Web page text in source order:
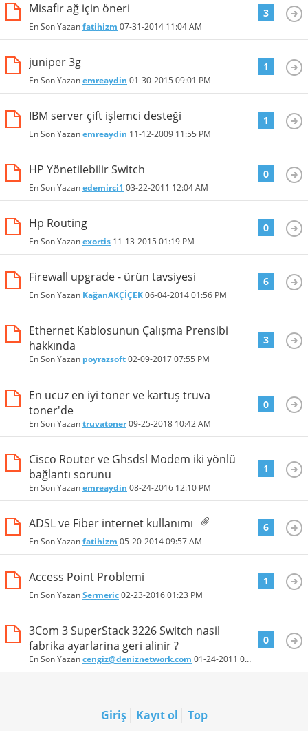
Misafir ağ için öneri
En Son Yazanfatihizm 07-31-2014 11:04 AM
3
juniper 3g
En Son Yazanemreaydin 01-30-2015 09:01 PM
1
IBM server çift işlemci desteği
En Son Yazanemreaydin 11-12-2009 11:55 PM
1
HP Yönetilebilir Switch
En Son Yazanedemirci1 03-22-2011 12:04 AM
0
Hp Routing
En Son Yazanexortis 11-13-2015 01:19 PM
0
Firewall upgrade - ürün tavsiyesi
En Son Yazan KağanAKÇİÇEK06-04-201401:56 PM
6
Ethernet Kablosunun Çalışma Prensibi
hakkında
En Son Yazan poyrazsoft02-09-201707:55 PM
3
En ucuz en iyi toner ve kartuş truva
toner'de
En Son Yazantruvatoner09-25-2018 10:42 AM
0
Cisco Router ve Ghsdsl Modem iki yönlü
bağlantı sorunu
En Son Yazanemreaydin 08-24-2016 12:10 PM
1
ADSL ve Fiber internet kullanımı
En Son Yazanfatihizm 05-20-201409:57 AM
6
Access Point Problemi
En Son YazanSermeric02-23-201601:23 PM
1
3Com 3 SuperStack 3226 Switch nasil
fabrika ayarlarina geri alinir ?
En Son Yazancengiz@deniznetwork.com 01-24-2011 09:19 PM
0
Giriş Kayıt ol Top